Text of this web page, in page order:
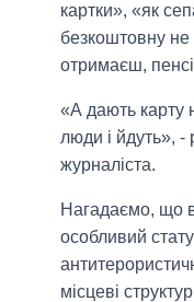
картки», «як
безкоштовну
отримаєш,
«А дають карту
люди і йдуть»,
журналіста.
Нагадаємо, що
особливий
місцеві